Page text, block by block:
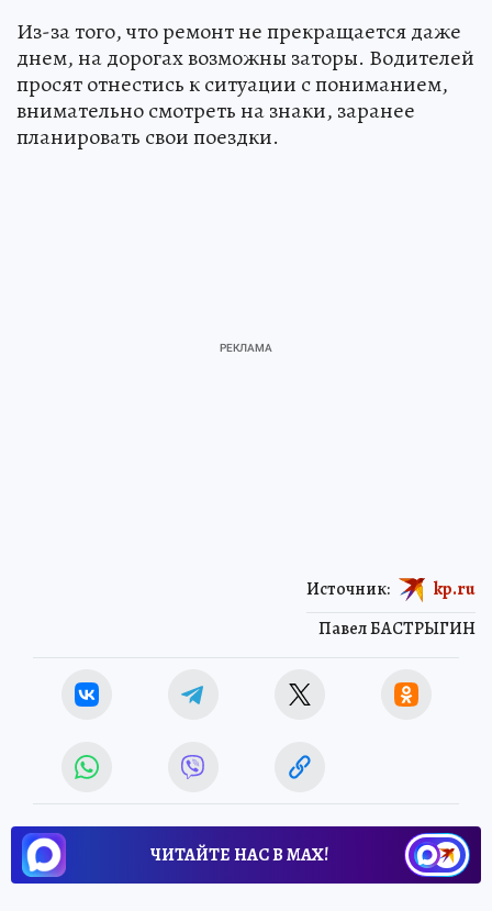
Из-за того, что ремонт не прекращается даже
днем, на дорогах возможны заторы. Водителей
просят отнестись к ситуации с пониманием,
внимательно смотреть на знаки, заранее
планировать свои поездки.
Павел БАСТРЫГИН
Источник: kp.ru
ЧИТАЙТЕ НАС В МАХ!